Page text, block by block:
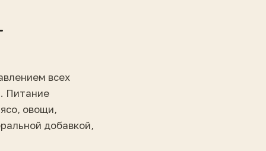
всех
Питание
овощи,
добавкой,